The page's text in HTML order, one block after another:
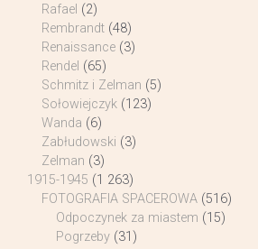
Rafael (2)
Rembrandt (48)
Renaissance (3)
Rendel (65)
Schmitz i Zelman (5)
Sołowiejczyk (123)
Wanda (6)
Zabłudowski (3)
Zelman (3)
1915-1945 (1 263)
FOTOGRAFIA SPACEROWA (516)
Odpoczynek za miastem (15)
Pogrzeby (31)